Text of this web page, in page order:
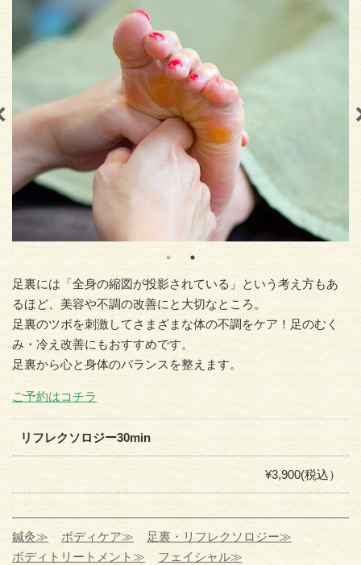
足裏には「全身の縮図が投影されている」という考え方もあ
るほど、美容や不調の改善にと大切なところ。
足裏のツボを刺激してさまざまな体の不調をケア！足のむく
み・冷え改善にもおすすめです。
足裏から心と身体のバランスを整えます。
ご予約はコチラ
リフレクソロジー30min
¥3,900(税込）
鍼灸≫ ボディケア≫
足裏・リフレクソロジー≫
ボディトリートメント≫
フェイシャル≫